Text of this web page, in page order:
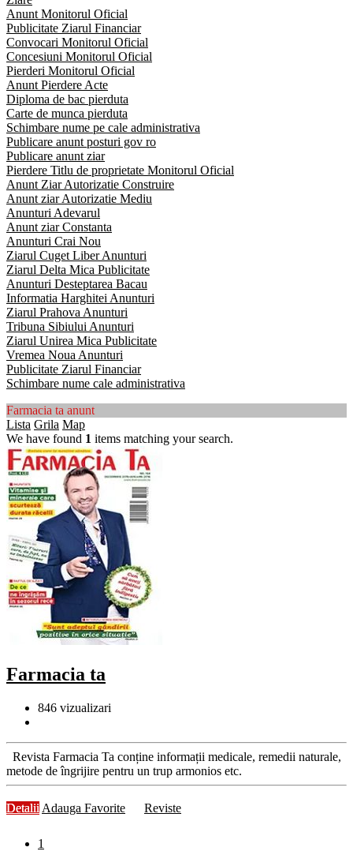
Anunt Monitorul Oficial
Publicitate Ziarul Financiar
Convocari Monitorul Oficial
Concesiuni Monitorul Oficial
Pierderi Monitorul Oficial
Anunt Pierdere Acte
Diploma de bac pierduta
Carte de munca pierduta
Schimbare nume pe cale administrativa
Publicare anunt posturi gov ro
Publicare anunt ziar
Pierdere Titlu de proprietate Monitorul Oficial
Anunt Ziar Autorizatie Construire
Anunt ziar Autorizatie Mediu
Anunturi Adevarul
Anunt ziar Constanta
Anunturi Crai Nou
Ziarul Cuget Liber Anunturi
Ziarul Delta Mica Publicitate
Anunturi Desteptarea Bacau
Informatia Harghitei Anunturi
Ziarul Prahova Anunturi
Tribuna Sibiului Anunturi
Ziarul Unirea Mica Publicitate
Vremea Noua Anunturi
Publicitate Ziarul Financiar
Schimbare nume cale administrativa
Farmacia ta anunt
Lista Grila Map
We have found 1 items matching your search.
Farmacia ta
846 vizualizari
Revista Farmacia Ta conține informații medicale, remedii naturale,
metode de îngrijire pentru un trup armonios etc.
Detalii Adauga Favorite Reviste
1